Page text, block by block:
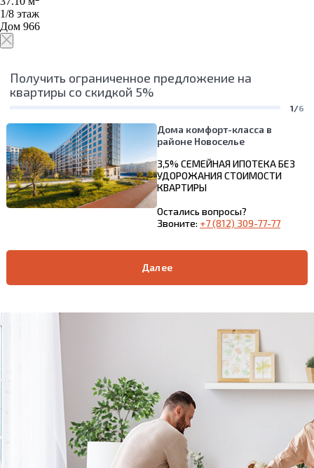
1/8 этаж
Дом 966
Получить ограниченное предложение на
квартиры со скидкой 5%
1/6
Дома комфорт-класса в
районе Новоселье
3,5% СЕМЕЙНАЯ ИПОТЕКА БЕЗ
УДОРОЖАНИЯ СТОИМОСТИ
КВАРТИРЫ
Остались вопросы?
Звоните: +7 (812) 309-77-77